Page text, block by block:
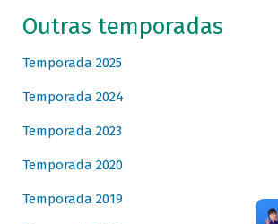
Outras temporadas
Temporada 2025
Temporada 2024
Temporada 2023
Temporada 2020
Temporada 2019